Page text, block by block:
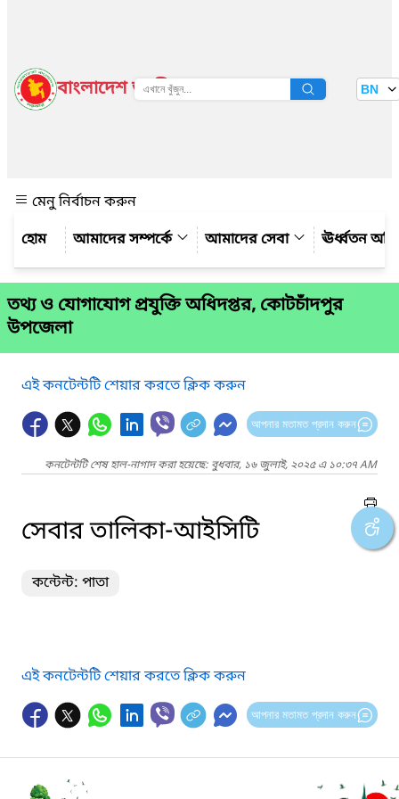
বাংলাদেশ জাতীয় তথ্য বাতায়ন BN
মেনু নির্বাচন করুন
আমাদের সম্পর্কে
আমাদের সেবা ঊর্ধ্বতন
তথ্য ও যোগাযোগ প্রযুক্তি অধিদপ্তর, কোটচাঁদপুর
উপজেলা
এই কনটেন্টটি শেয়ার করতে ক্লিক করুন
আপনার মতামত প্রদান করুন
কনটেন্টটি শেষ হাল-নাগাদ করা হয়েছে: বুধবার, ১৬ জুলাই, ২০২৫ এ ১০:৩৭ AM
সেবার তালিকা-আইসিটি
কন্টেন্ট: পাতা
এই কনটেন্টটি শেয়ার করতে ক্লিক করুন
আপনার মতামত প্রদান করুন